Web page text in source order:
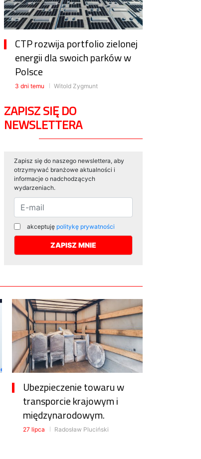
CTP rozwija portfolio zielonej
energii dla swoich parków w
Polsce
3 dni temu Witold Zygmunt
ZAPISZ SIĘ DO
NEWSLETTERA
Zapisz się do naszego newslettera, aby
otrzymywać branżowe aktualności i
informacje o nadchodzących
wydarzeniach.
akceptuję politykę prywatności
Ubezpieczenie towaru w
transporcie krajowym i
międzynarodowym.
27 lipca Radosław Pluciński